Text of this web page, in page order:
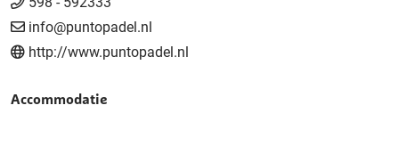
info@puntopadel.nl
http://www.puntopadel.nl
Accommodatie